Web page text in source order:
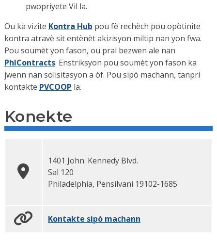
pwopriyete Vil la.
Ou ka vizite Kontra Hub pou fè rechèch pou opòtinite
kontra atravè sit entènèt akizisyon miltip nan yon fwa.
Pou soumèt yon fason, ou pral bezwen ale nan
PhlContracts. Enstriksyon pou soumèt yon fason ka
jwenn nan solisitasyon a òf. Pou sipò machann, tanpri
kontakte PVCOOP la.
Konekte
1401 John. Kennedy Blvd.
Sal 120
Philadelphia, Pensilvani 19102-1685
Kontakte sipò machann